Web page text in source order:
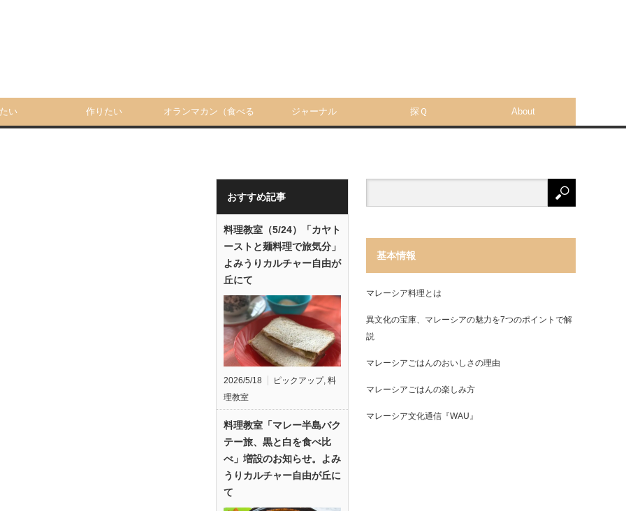
い 作りたい オランマカン（食べる ジャーナル 探Ｑ About
おすすめ記事
料理教室（5/24）「カヤト
ーストと麺料理で旅気分」
よみうりカルチャー自由が
丘にて
2026/5/18 ピックアップ, 料
理教室
料理教室「マレー半島バク
テー旅、黒と白を食べ比
べ」増設のお知らせ。よみ
うりカルチャー自由が丘に
て
基本情報
マレーシア料理とは
異文化の宝庫、マレーシアの魅力を7つのポイントで解
説
マレーシアごはんのおいしさの理由
マレーシアごはんの楽しみ方
マレーシア文化通信『WAU』